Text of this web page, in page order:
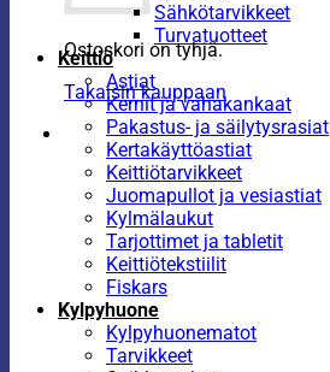
Ostoskori on tyhjä.
Takaisin kauppaan
Sähkötarvikkeet
Turvatuotteet
Keittiö
Astiat
Kernit ja vahakankaat
Pakastus- ja säilytysrasiat
Kertakäyttöastiat
Keittiötarvikkeet
Juomapullot ja vesiastiat
Kylmälaukut
Tarjottimet ja tabletit
Keittiötekstiilit
Fiskars
Kylpyhuone
Kylpyhuonematot
Tarvikkeet